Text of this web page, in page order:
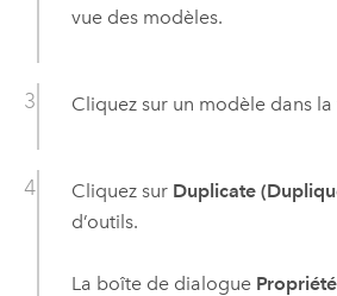
vue des modèles.
Cliquez sur un modèle dans
Cliquez sur Duplicate
d’outils.
La boîte de dialogue